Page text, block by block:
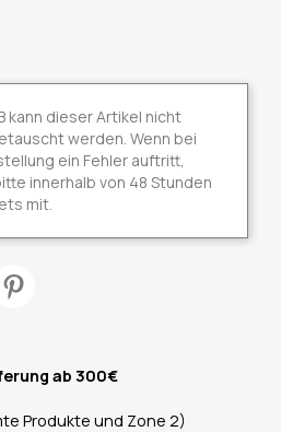
kann dieser Artikel nicht
werden. Wenn bei
ein Fehler auftritt,
innerhalb von 48 Stunden
mit.
ab 300€
Produkte und Zone 2)